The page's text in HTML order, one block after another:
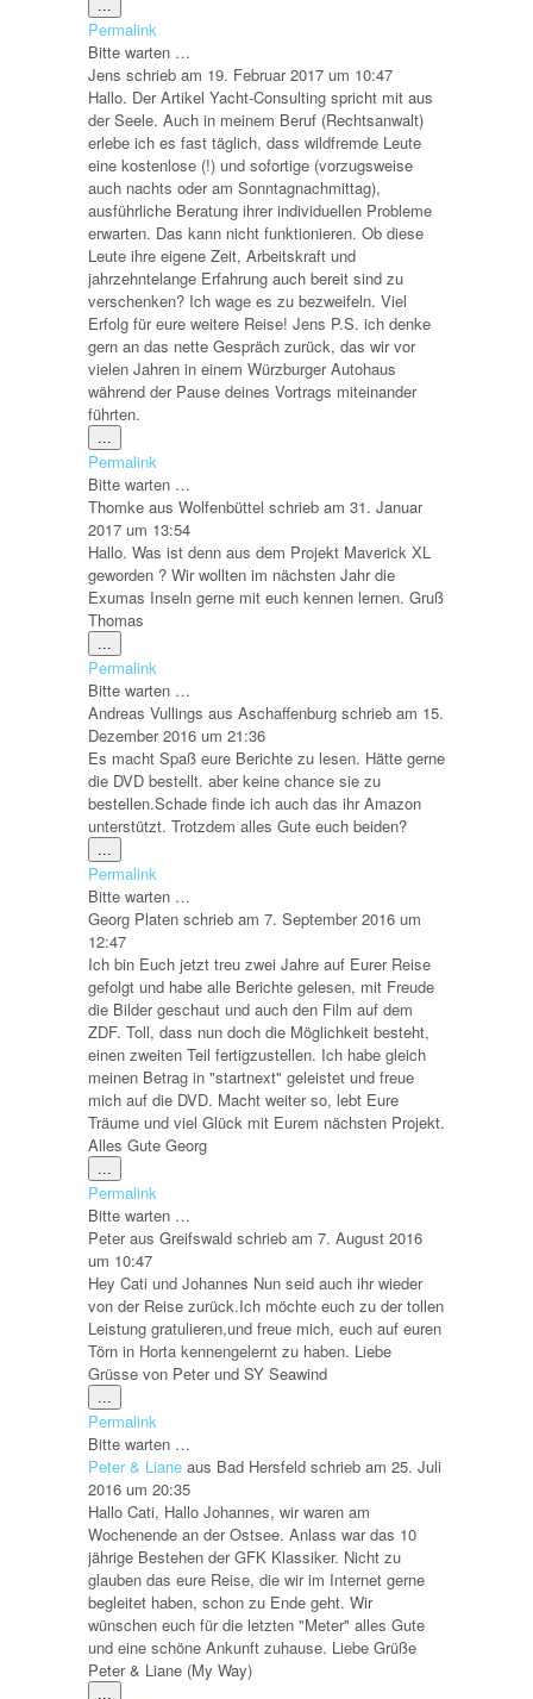
Metabox
ein-/ausblenden.
Permalink
Bitte warten …
Jens schrieb am 19. Februar 2017 um 10:47
Hallo. Der Artikel Yacht-Consulting spricht mit aus
der Seele. Auch in meinem Beruf (Rechtsanwalt)
erlebe ich es fast täglich, dass wildfremde Leute
eine kostenlose (!) und sofortige (vorzugsweise
auch nachts oder am Sonntagnachmittag),
ausführliche Beratung ihrer individuellen Probleme
erwarten. Das kann nicht funktionieren. Ob diese
Leute ihre eigene Zeit, Arbeitskraft und
jahrzehntelange Erfahrung auch bereit sind zu
verschenken? Ich wage es zu bezweifeln. Viel
Erfolg für eure weitere Reise! Jens P.S. ich denke
gern an das nette Gespräch zurück, das wir vor
vielen Jahren in einem Würzburger Autohaus
während der Pause deines Vortrags miteinander
führten.
Metabox
ein-/ausblenden.
Permalink
Bitte warten …
Thomke aus Wolfenbüttel schrieb am 31. Januar
2017 um 13:54
Hallo. Was ist denn aus dem Projekt Maverick XL
geworden ? Wir wollten im nächsten Jahr die
Exumas Inseln gerne mit euch kennen lernen. Gruß
Thomas
Metabox
ein-/ausblenden.
Permalink
Bitte warten …
Andreas Vullings aus Aschaffenburg schrieb am 15.
Dezember 2016 um 21:36
Es macht Spaß eure Berichte zu lesen. Hätte gerne
die DVD bestellt. aber keine chance sie zu
bestellen.Schade finde ich auch das ihr Amazon
unterstützt. Trotzdem alles Gute euch beiden?
Metabox
ein-/ausblenden.
Permalink
Bitte warten …
Georg Platen schrieb am 7. September 2016 um
12:47
Ich bin Euch jetzt treu zwei Jahre auf Eurer Reise
gefolgt und habe alle Berichte gelesen, mit Freude
die Bilder geschaut und auch den Film auf dem
ZDF. Toll, dass nun doch die Möglichkeit besteht,
einen zweiten Teil fertigzustellen. Ich habe gleich
meinen Betrag in "startnext" geleistet und freue
mich auf die DVD. Macht weiter so, lebt Eure
Träume und viel Glück mit Eurem nächsten Projekt.
Alles Gute Georg
Metabox
ein-/ausblenden.
Permalink
Bitte warten …
Peteraus Greifswald schrieb am 7. August 2016
um 10:47
Hey Cati und Johannes Nun seid auch ihr wieder
von der Reise zurück.Ich möchte euch zu der tollen
Leistung gratulieren,und freue mich, euch auf euren
Törn in Horta kennengelernt zu haben. Liebe
Grüsse von Peter und SY Seawind
Metabox
ein-/ausblenden.
Permalink
Bitte warten …
Peter & Liane aus Bad Hersfeld schrieb am 25. Juli
2016 um 20:35
Hallo Cati, Hallo Johannes, wir waren am
Wochenende an der Ostsee. Anlass war das 10
jährige Bestehen der GFK Klassiker. Nicht zu
glauben das eure Reise, die wir im Internet gerne
begleitet haben, schon zu Ende geht. Wir
wünschen euch für die letzten "Meter" alles Gute
und eine schöne Ankunft zuhause. Liebe Grüße
Peter & Liane (My Way)